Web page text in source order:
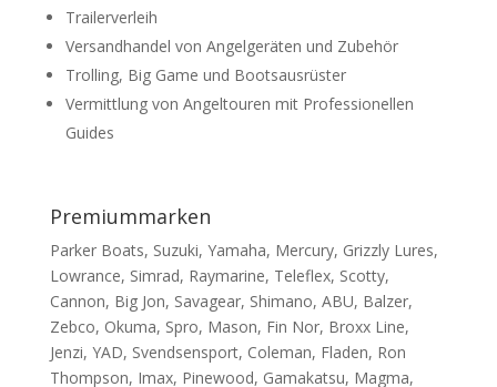
Trailerverleih
Versandhandel von Angelgeräten und Zubehör
Trolling, Big Game und Bootsausrüster
Vermittlung von Angeltouren mit Professionellen
Guides
Premiummarken
Parker Boats, Suzuki, Yamaha, Mercury, Grizzly Lures,
Lowrance, Simrad, Raymarine, Teleflex, Scotty,
Cannon, Big Jon, Savagear, Shimano, ABU, Balzer,
Zebco, Okuma, Spro, Mason, Fin Nor, Broxx Line,
Jenzi, YAD, Svendsensport, Coleman, Fladen, Ron
Thompson, Imax, Pinewood, Gamakatsu, Magma,